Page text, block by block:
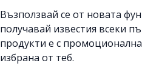
Възползвай се от новата
получавай известия всеки
продукти е с
избрана от теб.